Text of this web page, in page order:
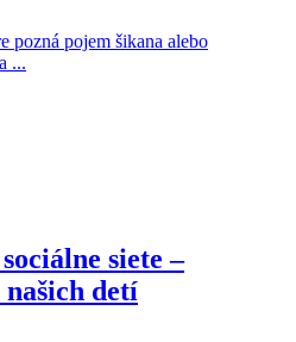
pozná pojem šikana alebo
...
siete –
detí